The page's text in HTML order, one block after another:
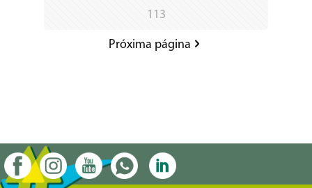
113
Próxima página